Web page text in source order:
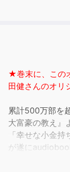
★巻末に、この
田健さんのオリ
累計500万部を
大富豪の教え』
「幸せな小金
が遂に